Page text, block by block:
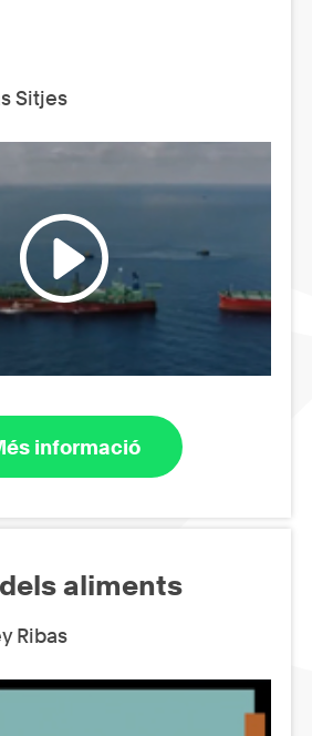
Sitjes
informació
dels aliments
Ribas